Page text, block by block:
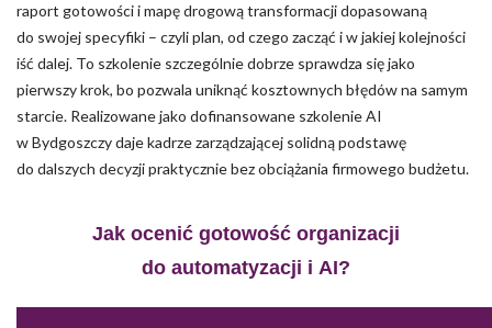
raport gotowości i mapę drogową transformacji dopasowaną
do swojej specyfiki – czyli plan, od czego zacząć i w jakiej kolejności
iść dalej. To szkolenie szczególnie dobrze sprawdza się jako
pierwszy krok, bo pozwala uniknąć kosztownych błędów na samym
starcie. Realizowane jako dofinansowane szkolenie AI
w Bydgoszczy daje kadrze zarządzającej solidną podstawę
do dalszych decyzji praktycznie bez obciążania firmowego budżetu.
Jak ocenić gotowość organizacji
do automatyzacji i AI?